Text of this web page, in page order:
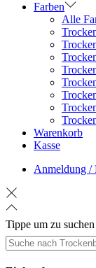
Farben
Alle
Warenkorb
Kasse
Anmeldung /
Tippe um zu suchen
suchen
nach>